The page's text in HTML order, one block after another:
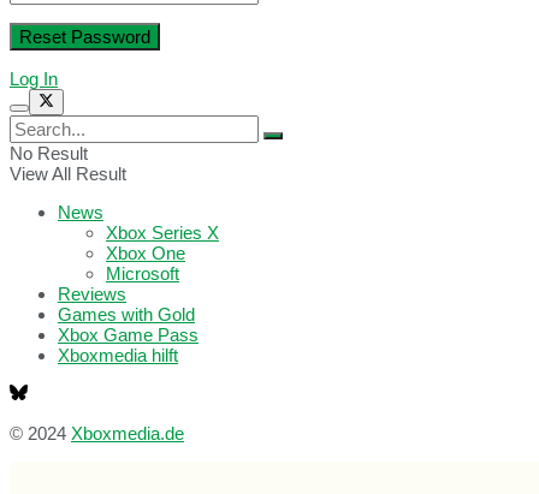
Log In
No Result
View All Result
News
Xbox Series X
Xbox One
Microsoft
Reviews
Games with Gold
Xbox Game Pass
Xboxmedia hilft
© 2024 Xboxmedia.de